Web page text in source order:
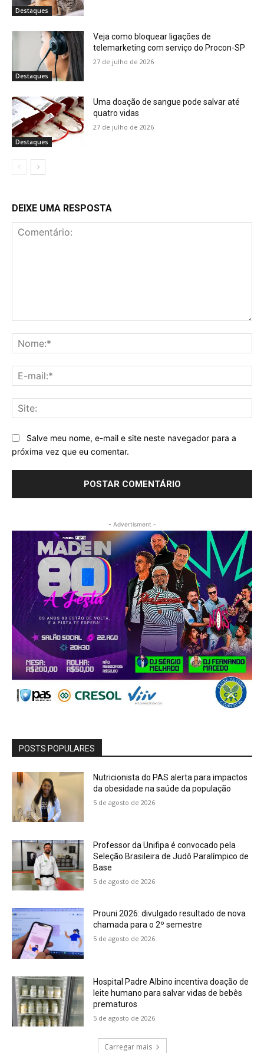
Destaques
Destaques
Veja como bloquear ligações de
telemarketing com serviço do Procon-SP
27 de julho de 2026
Destaques
Uma doação de sangue pode salvar até
quatro vidas
27 de julho de 2026
DEIXE UMA RESPOSTA
Salve meu nome, e-mail e site neste navegador para a
próxima vez que eu comentar.
- Advertisment -
POSTS POPULARES
Nutricionista do PAS alerta para impactos
da obesidade na saúde da população
5 de agosto de 2026
Professor da Unifipa é convocado pela
Seleção Brasileira de Judô Paralímpico de
Base
5 de agosto de 2026
Prouni 2026: divulgado resultado de nova
chamada para o 2º semestre
5 de agosto de 2026
Hospital Padre Albino incentiva doação de
leite humano para salvar vidas de bebês
prematuros
5 de agosto de 2026
Carregar mais